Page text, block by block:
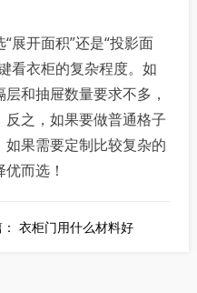
展开面积”还是“投影面
看衣柜的复杂程度。如
和抽屉数量要求不多，
之，如果要做普通格子
果需要定制比较复杂的
而选！
：衣柜门用什么材料好